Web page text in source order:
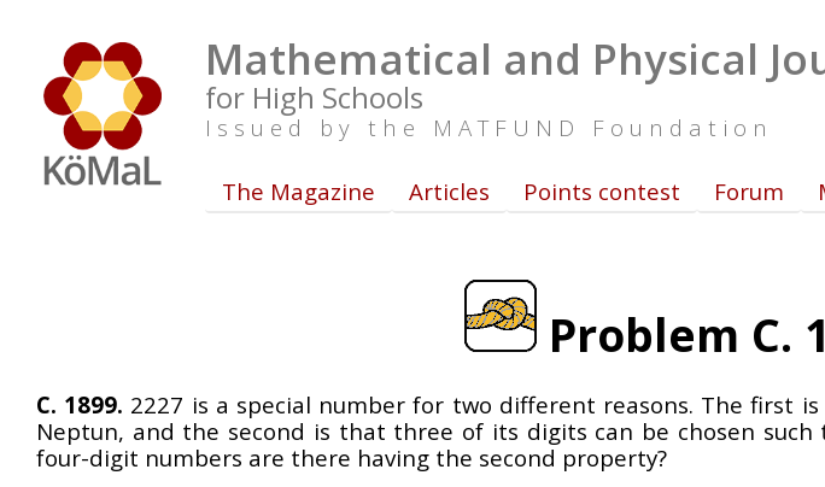
Mathematical and Physical
for High Schools
Issued by the MATFUND Foundation
The Magazine Articles Points contest Forum
Problem C.
C. 1899. 2227 is a special number for two different reasons. The first
Neptun, and the second is that three of its digits can be chosen
four-digit numbers are there having the second property?